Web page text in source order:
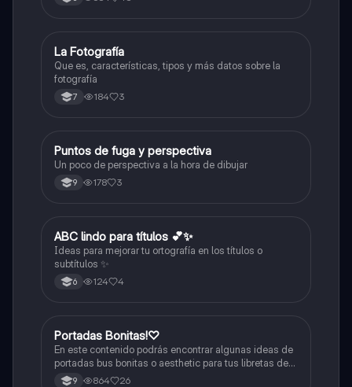
Artes
La Fotografía
Que es, características, tipos y más datos sobre la
fotografía
7 184 3
Artes
Puntos de fuga y perspectiva
Un poco de perspectiva a la hora de dibujar
9 178 3
Lengua Castellana
ABC lindo para títulos 💕✨
Ideas para mejorar tu ortografía en los títulos o
subtítulos ✨
6 124 4
Artes
Portadas Bonitas!♡
En este contenido podrás encontrar algunas ideas de
portadas bus bonitas o aesthetic para tus libretas de
apuntes!
9 864 26